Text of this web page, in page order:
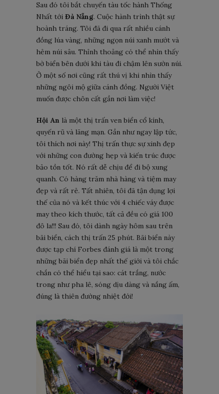
Sau đó tôi bắt chuyến tàu tốc hành Thống
Nhất tới Đà Nẵng. Cuộc hành trình thật sự
hoành tráng. Tôi đã đi qua rất nhiều cánh
đồng lúa vàng, những ngọn núi xanh mướt và
hẻm núi sâu. Thỉnh thoảng có thể nhìn thấy
bờ biển bên dưới khi tàu đi chậm lên sườn núi.
Ở một số nơi cũng rất thú vị khi nhìn thấy
những ngôi mộ giữa cánh đồng. Người Việt
muốn được chôn cất gần nơi làm việc!
Hội An là một thị trấn ven biển cổ kính,
quyến rũ và lãng mạn. Gần như ngay lập tức,
tôi thích nơi này! Thị trấn thực sự xinh đẹp
với những con đường hẹp và kiến ​​trúc được
bảo tồn tốt. Nó rất dễ chịu để đi bộ xung
quanh. Có hàng trăm nhà hàng và tiệm may
đẹp và rất rẻ. Tất nhiên, tôi đã tận dụng lợi
thế của nó và kết thúc với 4 chiếc váy được
may theo kích thước, tất cả đều có giá 100
đô la!!! Sau đó, tôi dành ngày hôm sau trên
bãi biển, cách thị trấn 25 phút. Bãi biển này
được tạp chí Forbes đánh giá là một trong
những bãi biển đẹp nhất thế giới và tôi chắc
chắn có thể hiểu tại sao: cát trắng, nước
trong như pha lê, sóng dịu dàng và nắng ấm,
đúng là thiên đường nhiệt đới!